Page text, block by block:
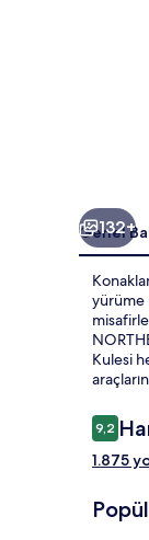
132+
Genel
yürüme
Kulesi
9,29,2/10
1.875